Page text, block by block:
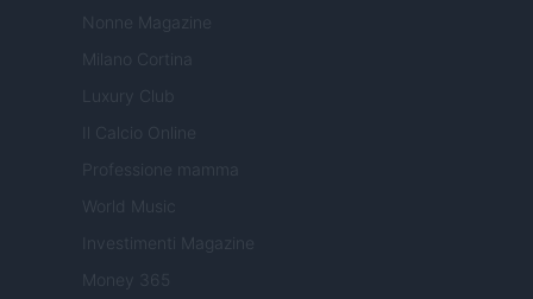
Nonne Magazine
Milano Cortina
Luxury Club
Il Calcio Online
Professione mamma
World Music
Investimenti Magazine
Money 365